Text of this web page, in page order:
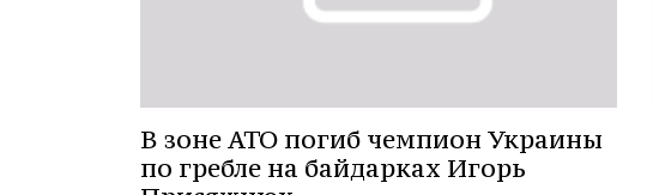
В зоне АТО погиб чемпион Украины
по гребле на байдарках Игорь